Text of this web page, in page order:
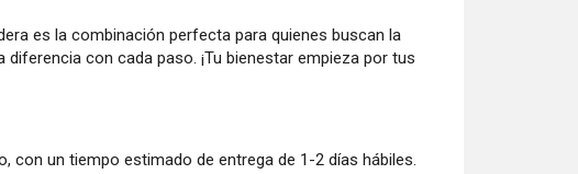
es la combinación perfecta para quienes buscan la
con cada paso. ¡Tu bienestar empieza por tus
con un tiempo estimado de entrega de 1-2 días hábiles.